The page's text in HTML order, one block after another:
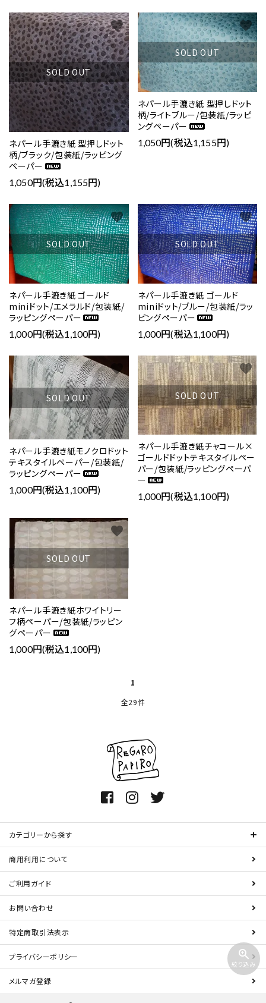
SOLD OUT
ネパール手漉き紙 型押しドット
柄/ブラック/包装紙/ラッピング
ペーパー
1,050円(税込1,155円)
favorite
SOLD OUT
ネパール手漉き紙 型押しドット
柄/ライトブルー/包装紙/ラッピ
ングペーパー
1,050円(税込1,155円)
favorite
SOLD OUT
ネパール手漉き紙 ゴールド
miniドット/エメラルド/包装紙/
ラッピングペーパー
1,000円(税込1,100円)
favorite
SOLD OUT
ネパール手漉き紙 ゴールド
miniドット/ブルー/包装紙/ラッ
ピングペーパー
1,000円(税込1,100円)
favorite
SOLD OUT
ネパール手漉き紙モノクロドット
テキスタイルペーパー/包装紙/
ラッピングペーパー
1,000円(税込1,100円)
favorite
SOLD OUT
ネパール手漉き紙チャコール×
ゴールドドットテキスタイルペー
パー/包装紙/ラッピングペーパ
ー
1,000円(税込1,100円)
favorite
SOLD OUT
ネパール手漉き紙ホワイトリー
フ柄ペーパー/包装紙/ラッピン
グペーパー
1,000円(税込1,100円)
favorite
1
全29件
zoom_in
絞り込み
カテゴリーから探す
商用利用について
ご利用ガイド
お問い合わせ
特定商取引法表示
プライバシーポリシー
メルマガ登録